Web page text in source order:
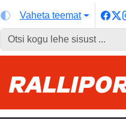
Vaheta teemat